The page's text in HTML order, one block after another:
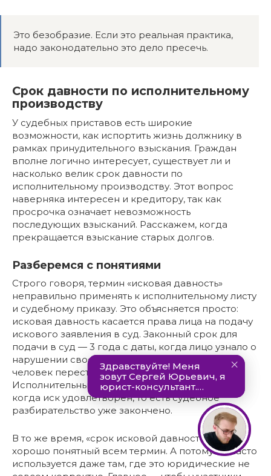
Это безобразие. Если это реальная практика,
надо законодательно это дело пресечь.
Срок давности по исполнительному
производству
У судебных приставов есть широкие
возможности, как испортить жизнь должнику в
рамках принудительного взыскания. Граждан
вполне логично интересует, существует ли и
насколько велик срок давности по
исполнительному производству. Этот вопрос
наверняка интересен и кредитору, так как
просрочка означает невозможность
последующих взысканий. Расскажем, когда
прекращается взыскание старых долгов.
Разберемся с понятиями
Строго говоря, термин «исковая давность»
неправильно применять к исполнительному листу
и судебному приказу. Это объясняется просто:
исковая давность касается права лица на подачу
искового заявления в суд. Законный срок для
подачи в суд — 3 года с даты, когда лицо узнало о
нарушении своего права. Например, когда
человек перестал платить кредит.
Исполнительный лист или приказ суд выдает,
когда иск удовлетворен, то есть судебное
разбирательство уже закончено.
В то же время, «срок исковой давности» —
хорошо понятный всем термин. А потому он часто
используется даже там, где это юридические не